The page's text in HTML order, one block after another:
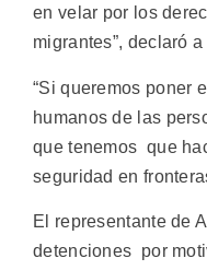
en velar por los
migrantes”, declaró
“Si queremos poner
humanos de las
que tenemos que
seguridad en
El representante de
detenciones por